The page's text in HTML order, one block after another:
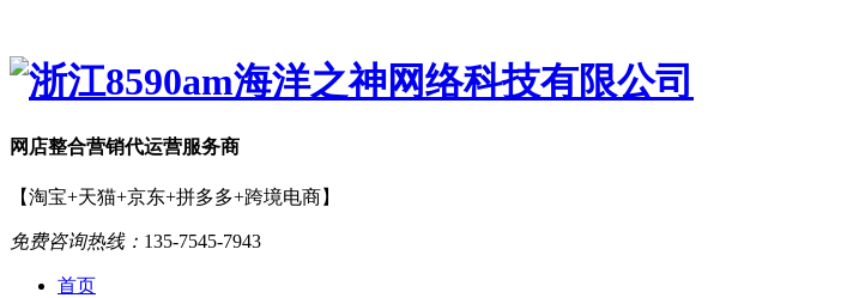
网店整合营销代运营服务商
【淘宝+天猫+京东+拼多多+跨境电商】
免费咨询热线： 135-7545-7943
首页